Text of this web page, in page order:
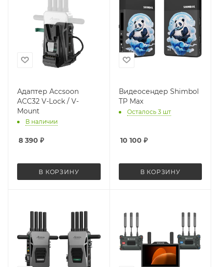
Адаптер Accsoon
ACC32 V-Lock / V-
Mount
В наличии
8 390 ₽
В КОРЗИНУ
Видеосендер Shimbol
TP Max
Осталось 3 шт
10 100 ₽
В КОРЗИНУ